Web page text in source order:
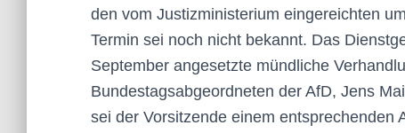
den vom Justizministerium eingereichten
Termin sei noch nicht bekannt. Das
September angesetzte mündliche
Bundestagsabgeordneten der AfD, Jens
sei der Vorsitzende einem entsprechenden